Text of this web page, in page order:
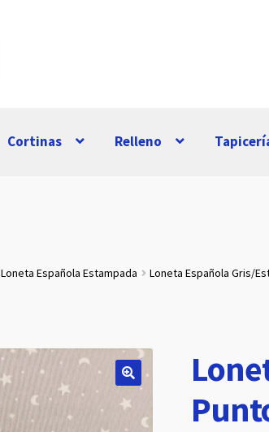
Cortinas Relleno
Loneta Española Estampada Loneta Española Gris/